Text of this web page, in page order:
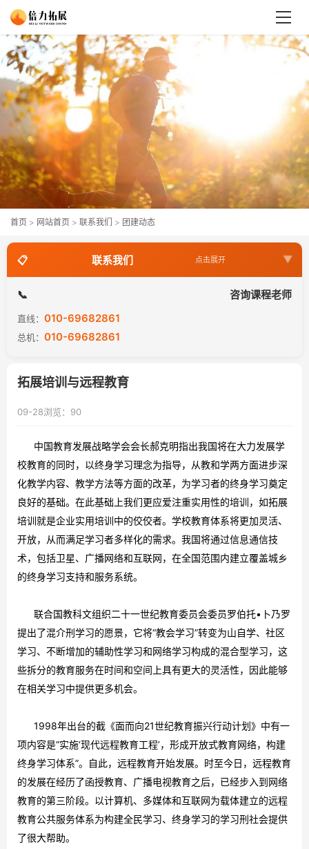
首页 > 网站首页 > 联系我们 > 团建动态
联系我们 点击展开
企业文化
咨询课程老师
直线： 010-69682861
总机： 010-69682861
拓展培训与远程教育
09-28浏览：90
中国教育发展战略学会会长郝克明指出我国将在大力发展学
校教育的同时，以终身学习理念为指导，从教和学两方面进步深
化教学内容、教学方法等方面的改革，为学习者的终身学习奠定
良好的基础。在此基础上我们更应爱注重实用性的培训，如拓展
培训就是企业实用培训中的佼佼者。学校教育体系将更加灵活、
开放，从而满足学习者多样化的需求。我国将通过信息通信技
术，包括卫星、广播网络和互联网，在全国范围内建立覆盖城乡
的终身学习支持和服务系统。
联合国教科文组织二十一世纪教育委员会委员罗伯托•卜乃罗
提出了混介刑学习的愿景，它将“教会学习”转变为山自学、社区
学习、不断增加的辅助性学习和网络学习构成的混合型学习，这
些拆分的教育服务在时间和空间上具有更大的灵活性，因此能够
在相关学习中提供更多机会。
1998年出台的截《面而向21世纪教育振兴行动计划》中有一
项内容是“实施‘现代远程教育工程’，形成开放式教育网络，构建
终身学习体系”。自此，远程教育开始发展。时至今日，远程教育
的发展在经历了函授教育、广播电视教育之后，已经步入到网络
教育的第三阶段。以计算机、多媒体和互联网为载体建立的远程
教育公共服务体系为构建全民学习、终身学习的学习刑社会提供
了很大帮助。